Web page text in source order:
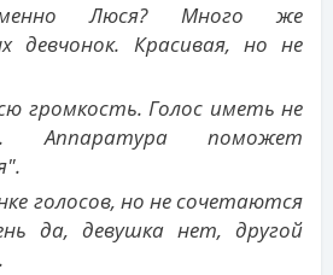
Люся? Много же
девчонок. Красивая, но не
громкость. Голос иметь не
Аппаратура поможет
голосов, но не сочетаются
да, девушка нет, другой